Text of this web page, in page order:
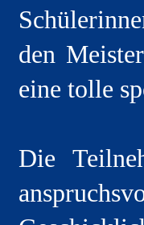
den
eine tolle
Die